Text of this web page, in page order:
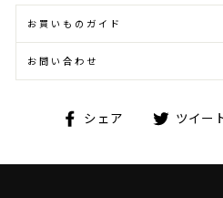
お買いものガイド
お問い合わせ
シェア
Facebookツイー